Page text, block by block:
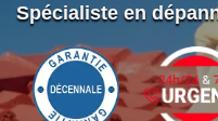
Spécialiste en